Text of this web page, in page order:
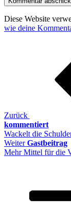
Diese Website
wie deine
Zurück
kommentiert
Wackelt die
Nächster
Beitrag
Weiter Gastbeitrag
Mehr Mittel für die